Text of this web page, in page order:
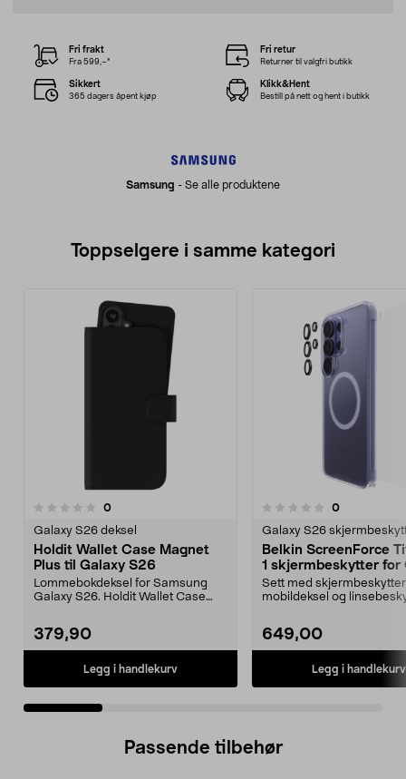
Samsung - Se alle produktene
Fri frakt
Fra 599,–*
Fri retur
Returner til valgfri butikk
Sikkert
365 dagers åpent kjøp
Klikk&Hent
Bestill på nett og hent i butikk
Toppselgere i samme kategori
0anmeldelser
Galaxy S26 deksel
Holdit Wallet Case Magnet
Plus til Galaxy S26
Lommebokdeksel for Samsung
Galaxy S26. Holdit Wallet Case
379,90
Legg i handlekurv
0.0 av 5 stjerner 0anmeldelser
Galaxy S26
Belkin ScreenForce
1 skjermbeskytter for
S26 Ultra
Sett med
mobildeksel og
649,00
Legg i handlekurv
5.0 av 5 stjerner
Passende tilbehør